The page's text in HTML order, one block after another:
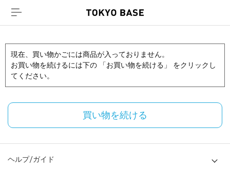
現在、買い物かごには商品が入っておりません。
お買い物を続けるには下の 「お買い物を続ける」 をクリックし
てください。
買い物を続ける
ヘルプ/ガイド